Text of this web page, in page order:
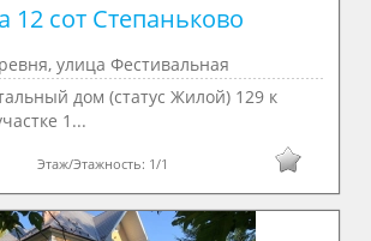
12 сот Степаньково
улица Фестивальная
дом (статус Жилой) 129 к
1...
Этаж/Этажность: 1/1